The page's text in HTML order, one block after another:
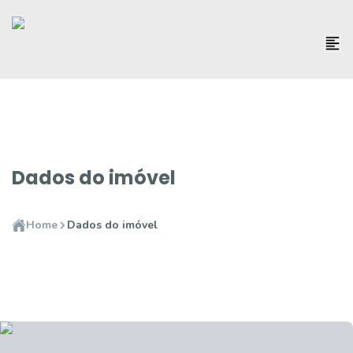
Dados do imóvel
Home Dados do imóvel